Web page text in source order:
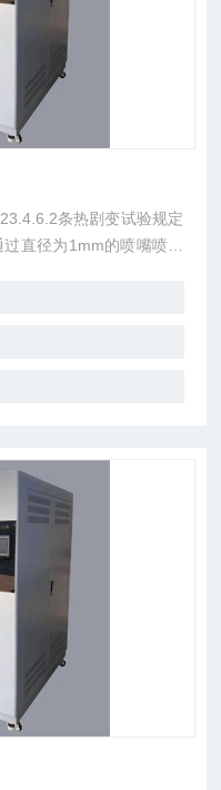
条热剧变试验规定
直径为1mm的喷嘴喷至